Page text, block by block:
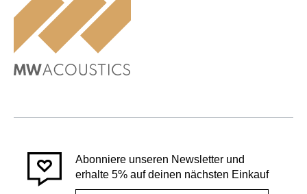
Abonniere unseren Newsletter und
erhalte 5% auf deinen nächsten Einkauf